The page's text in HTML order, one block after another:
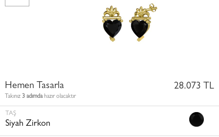
Hemen Tasarla
Takınız 3 adımdahazır olacaktır
28.073 TL
TAŞ
Siyah Zirkon